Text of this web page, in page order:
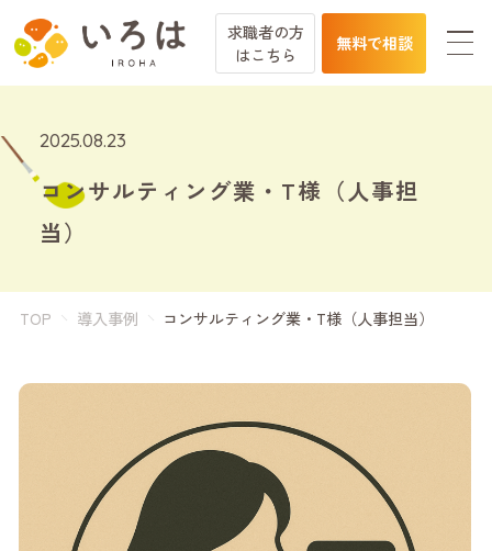
求職者の方
はこちら
無料で相談
2025.08.23
コンサルティング業・T様（人事担
当）
TOP 導入事例 コンサルティング業・T様（人事担当）